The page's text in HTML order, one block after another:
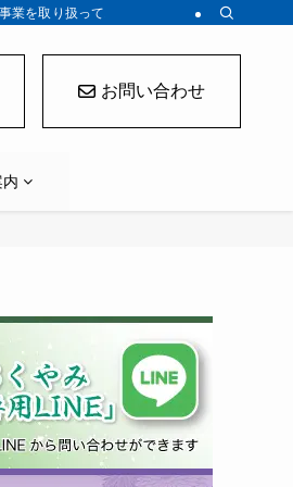
を取り扱っております。
お問い合わせ